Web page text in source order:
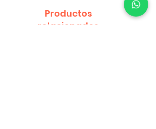
Productos
relacionados